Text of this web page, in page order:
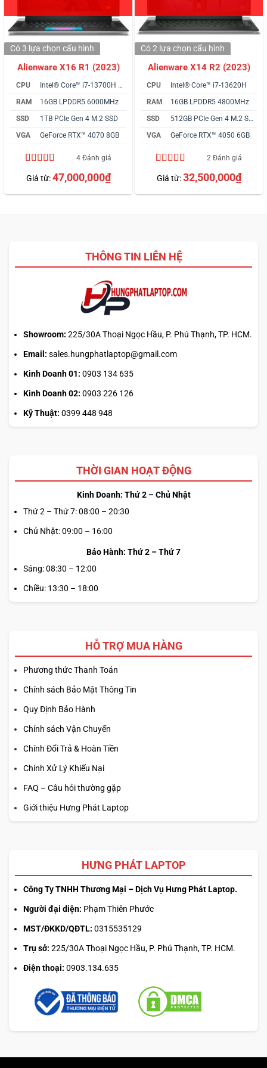
Alienware X16 R1 (2023)
CPU
Intel® Core™ i7-13700H vPro
RAM
16GB LPDDR5 6000MHz
SSD
1TB PCIe Gen 4 M.2 SSD
VGA
GeForce RTX™ 4070 8GB
trên 5
dựa trên
4 Đánh giá
Giá từ:47,000,000₫
Có 3 lựa chọn cấu hình
Alienware X14 R2 (2023)
CPU
Intel® Core™ i7-13620H
RAM
16GB LPDDR5 4800MHz
SSD
512GB PCIe Gen 4 M.2 SSD
VGA
GeForce RTX™ 4050 6GB
trên 5
dựa trên
2 Đánh giá
Giá từ:32,500,000₫
Có 2 lựa chọn cấu hình
THÔNG TIN LIÊN HỆ
Showroom: 225/30A Thoại Ngọc Hầu, P. Phú Thạnh, TP. HCM.
Email: sales.hungphatlaptop@gmail.com
Kinh Doanh 01: 0903 134 635
Kinh Doanh 02: 0903 226 126
Kỹ Thuật: 0399 448 948
THỜI GIAN HOẠT ĐỘNG
Kinh Doanh: Thứ 2 – Chủ Nhật
Thứ 2 – Thứ 7: 08:00 – 20:30
Chủ Nhật: 09:00 – 16:00
Bảo Hành: Thứ 2 – Thứ 7
Sáng: 08:30 – 12:00
Chiều: 13:30 – 18:00
HỖ TRỢ MUA HÀNG
Phương thức Thanh Toán
Chính sách Bảo Mật Thông Tin
Quy Định Bảo Hành
Chính sách Vận Chuyển
Chính Đổi Trả & Hoàn Tiền
Chính Xử Lý Khiếu Nại
FAQ – Câu hỏi thường gặp
Giới thiệu Hưng Phát Laptop
HƯNG PHÁT LAPTOP
Công Ty TNHH Thương Mại – Dịch Vụ Hưng Phát Laptop.
Người đại diện: Phạm Thiên Phước
MST/ĐKKD/QĐTL: 0315535129
Trụ sở: 225/30A Thoại Ngọc Hầu, P. Phú Thạnh, TP. HCM.
Điện thoại: 0903.134.635